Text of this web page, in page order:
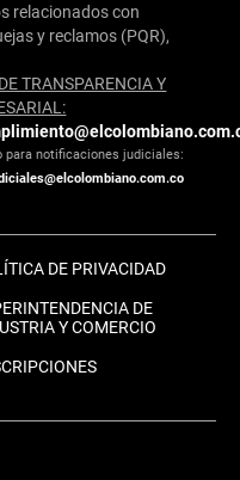
relacionados con
y reclamos (PQR),
TRANSPARENCIA Y
para notificaciones judiciales:
DE PRIVACIDAD
DE
Y COMERCIO